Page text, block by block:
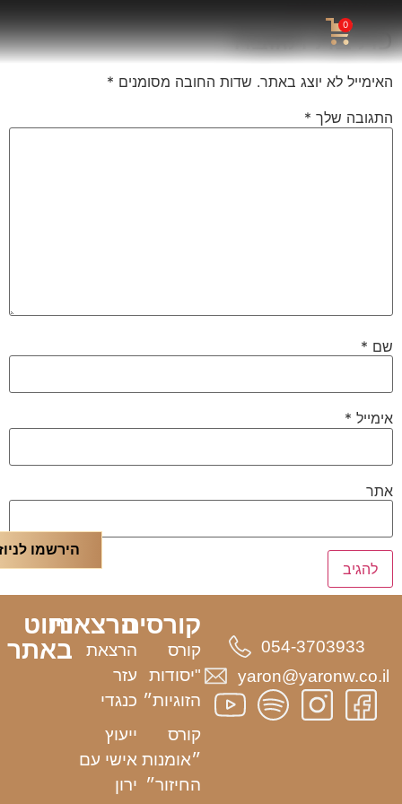
0
כתיבת תגובה
האימייל לא יוצג באתר. שדות החובה מסומנים *
התגובה שלך *
שם *
אימייל *
אתר
קורסים
קורס
"יסודות
הזוגיות״
קורס
״אומנות
החיזור״
הרצאות
הרצאת
עזר
כנגדי
ייעוץ
אישי עם
ירון
ניווט
באתר
054-3703933
yaron@yaronw.co.il
הירשמו